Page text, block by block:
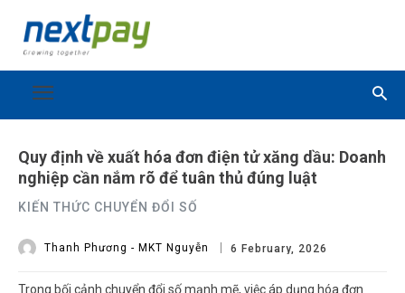
Quy định về xuất hóa đơn điện tử xăng dầu: Doanh
nghiệp cần nắm rõ để tuân thủ đúng luật
KIẾN THỨC CHUYỂN ĐỔI SỐ
Thanh Phương - MKT Nguyễn 6 February, 2026
Trong bối cảnh chuyển đổi số mạnh mẽ, việc áp dụng hóa đơn